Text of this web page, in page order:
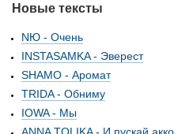
Новые тексты
NЮ - Очень
INSTASAMKA - Эверест
SHAMO - Аромат
TRIDA - Обниму
IOWA - Мы